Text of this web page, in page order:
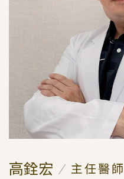
高銓宏 主任醫師